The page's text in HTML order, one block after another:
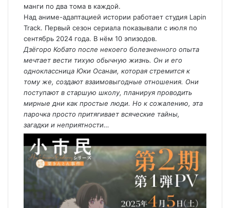
манги по два тома в каждой.
Над аниме-адаптацией истории работает студия Lapin
Track. Первый сезон сериала показывали с июля по
сентябрь 2024 года. В нём 10 эпизодов.
Дзёгоро Кобато после некоего болезненного опыта
мечтает вести тихую обычную жизнь. Он и его
одноклассница Юки Осанаи, которая стремится к
тому же, создают взаимовыгодные отношения. Они
поступают в старшую школу, планируя проводить
мирные дни как простые люди. Но к сожалению, эта
парочка просто притягивает всяческие тайны,
загадки и неприятности…